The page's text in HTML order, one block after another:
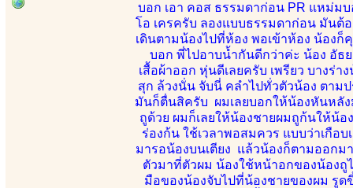
บอก เอา คอส ธรรมดาก่อน PR แหม่ม
โอ เครครับ ลองแบบธรรมดาก่อน มันต้
เดินตามน้องไปที่ห้อง พอเข้าห้อง น้อง
บอก พี่ไปอาบน้ำกันดีกว่าค่ะ น้อง อัธ
เสื้อผ้าออก หุ่นดีเลยครับ เพรียว บางร่
สุก ล้วงนั่น จับนี่ คลำไปทั่วตัวน้อง ตาม
มันก็ตื่นสิครับ ผมเลยบอกให้น้องหันหลั
ถูด้วย ผมก็เลยให้น้องชายผมถูก้นให้น้อ
ร่องก้น ใช้เวลาพอสมควร แบบว่าเกือ
มารอน้องบนเตียง แล้วน้องก็ตามออกม
ตัวมาที่ตัวผม น้องใช้หน้าอกของน้องถู
มือของน้องจับไปที่น้องชายของผม รู